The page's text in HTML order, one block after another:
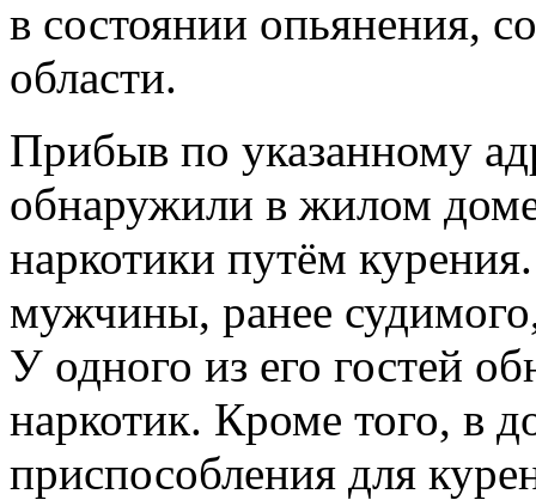
в состоянии опьянения,
области.
Прибыв по указанному
обнаружили в жилом
наркотики путём
мужчины, ранее
У одного из его гостей
наркотик. Кроме того, в
приспособления для